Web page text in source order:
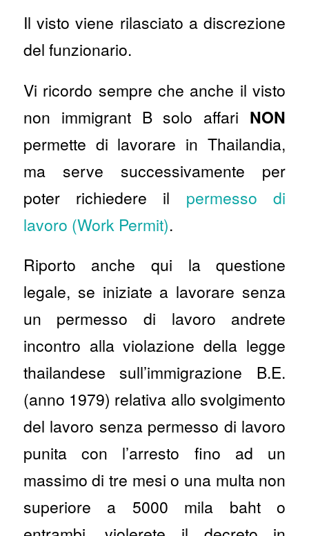
Il visto viene rilasciato a discrezione
del funzionario.
Vi ricordo sempre che anche il visto
non immigrant B solo affari NON
permette di lavorare in Thailandia,
ma serve successivamente per
poter richiedere il permesso di
lavoro (Work Permit).
Riporto anche qui la questione
legale, se iniziate a lavorare senza
un permesso di lavoro andrete
incontro alla violazione della legge
thailandese sull’immigrazione B.E.
(anno 1979) relativa allo svolgimento
del lavoro senza permesso di lavoro
punita con l’arresto fino ad un
massimo di tre mesi o una multa non
superiore a 5000 mila baht o